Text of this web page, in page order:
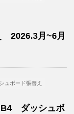
2026.3月~6月
ュボード張替え
B4 ダッシュボ